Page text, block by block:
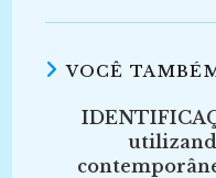
VOCÊ